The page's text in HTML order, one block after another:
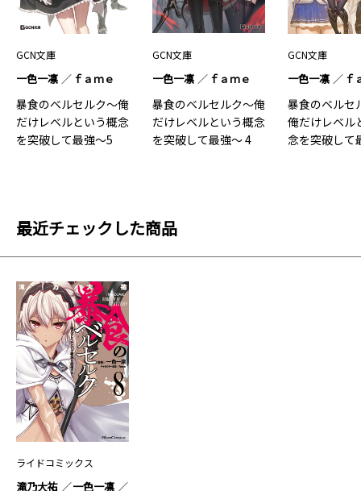
GCN文庫
一色一凛 ｆａｍｅ
暴食のベルセルク～俺
だけレベルという概念
を突破して最強～5
GCN文庫
一色一凛 ｆａｍｅ
暴食のベルセルク～俺
だけレベルという概念
を突破して最強～ 4
GCN文庫
一色一凛 ｆ
暴食のベルセ
俺だけレベル
念を突破して
最近チェックした商品
ライドコミックス
滝乃大祐
一色一凛